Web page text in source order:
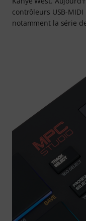
contrôleurs USB-
notamment la série